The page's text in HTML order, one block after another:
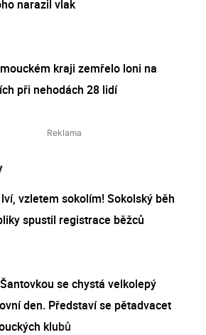
narazil vlak
kraji zemřelo loni na
při nehodách 28 lidí
vzletem sokolím! Sokolský běh
spustil registrace běžců
se chystá velkolepý
den. Představí se pětadvacet
klubů